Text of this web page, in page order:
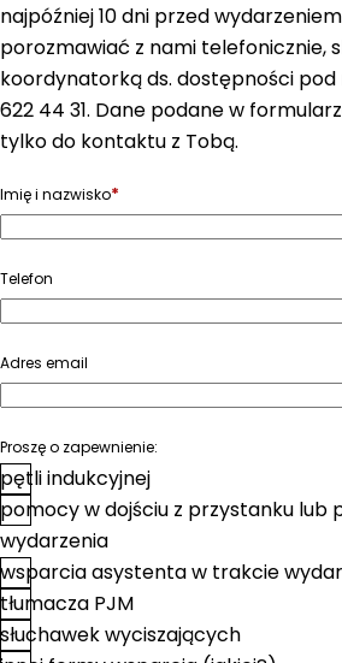
najpóźniej 10 dni przed
porozmawiać z nami telefonicznie,
koordynatorką ds. dostępności
622 44 31. Dane podane w
tylko do kontaktu z Tobą.
Imię i nazwisko*
Telefon
Adres email
Proszę o zapewnienie:
pętli indukcyjnej
pomocy w dojściu z przystanku lub
wydarzenia
wsparcia asystenta w trakcie
tłumacza PJM
słuchawek wyciszających